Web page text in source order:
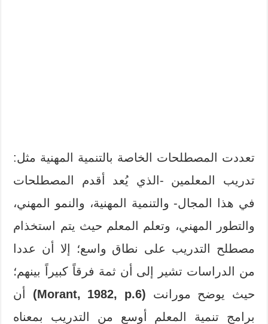
تعددت المصطلحات الخاصة بالتنمية المهنية مثل:
تدريب المعلمين -الذي يُعد أقدم المصطلحات
في هذا المجال- والتنمية المهنية، والنمو المهني،
والتطور المهني، وتعلم المعلم حيث يتم استخذام
مصطلح التدريب على نطاق واسع؛ إلا أن عددا
من الدراسات تشير إلى أن ثمة فرقاً كبيراً بينهم؛
حيث يوضح مورانت (Morant, 1982, p.6)
أن
برامج تنمية المعلم أوسع من التدريب بمعناه